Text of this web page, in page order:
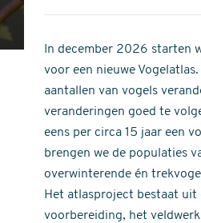
stars
of
stars
In december 2026 starten
voor een nieuwe
aantallen van vogels
veranderingen goed te
eens per circa 15 jaar een
brengen we de populaties
overwinterende én
Het atlasproject bestaat uit
voorbereiding, het